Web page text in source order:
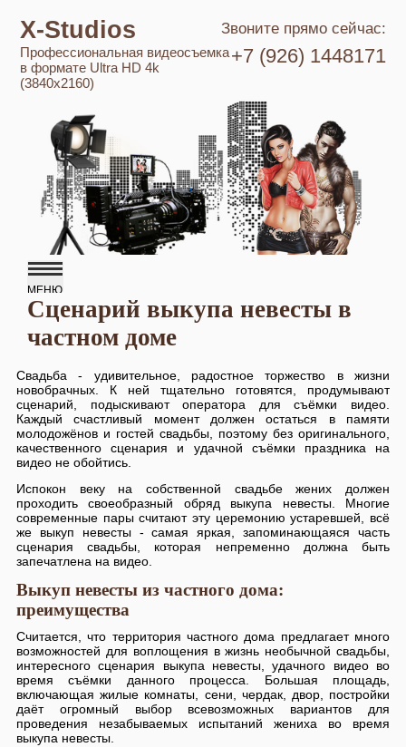
Звоните прямо сейчас:
X-Studios
+7 (926) 1448171
Профессиональная видеосъемка
в формате Ultra HD 4k
(3840x2160)
Сценарий выкупа невесты в
частном доме
Свадьба - удивительное, радостное торжество в жизни
новобрачных. К ней тщательно готовятся, продумывают
сценарий, подыскивают оператора для съёмки видео.
Каждый счастливый момент должен остаться в памяти
молодожёнов и гостей свадьбы, поэтому без оригинального,
качественного сценария и удачной съёмки праздника на
видео не обойтись.
Испокон веку на собственной свадьбе жених должен
проходить своеобразный обряд выкупа невесты. Многие
современные пары считают эту церемонию устаревшей, всё
же выкуп невесты - самая яркая, запоминающаяся часть
сценария свадьбы, которая непременно должна быть
запечатлена на видео.
Выкуп невесты из частного дома:
преимущества
Считается, что территория частного дома предлагает много
возможностей для воплощения в жизнь необычной свадьбы,
интересного сценария выкупа невесты, удачного видео во
время съёмки данного процесса. Большая площадь,
включающая жилые комнаты, сени, чердак, двор, постройки
даёт огромный выбор всевозможных вариантов для
проведения незабываемых испытаний жениха во время
выкупа невесты.